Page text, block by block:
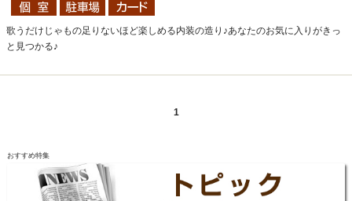
歌うだけじゃもの足りないほど楽しめる内装の造り♪あなたのお気に入りがきっ
と見つかる♪
1
おすすめ特集